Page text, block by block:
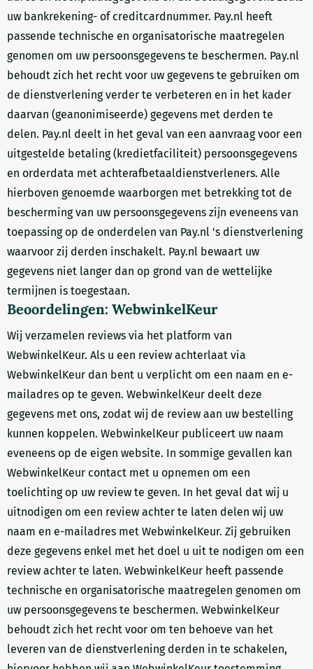
uw bankrekening- of creditcardnummer. Pay.nl heeft
passende technische en organisatorische maatregelen
genomen om uw persoonsgegevens te beschermen. Pay.nl
behoudt zich het recht voor uw gegevens te gebruiken om
de dienstverlening verder te verbeteren en in het kader
daarvan (geanonimiseerde) gegevens met derden te
delen. Pay.nl deelt in het geval van een aanvraag voor een
uitgestelde betaling (kredietfaciliteit) persoonsgegevens
en orderdata met achterafbetaaldienstverleners. Alle
hierboven genoemde waarborgen met betrekking tot de
bescherming van uw persoonsgegevens zijn eveneens van
toepassing op de onderdelen van Pay.nl 's dienstverlening
waarvoor zij derden inschakelt. Pay.nl bewaart uw
gegevens niet langer dan op grond van de wettelijke
termijnen is toegestaan.
Beoordelingen: WebwinkelKeur
Wij verzamelen reviews via het platform van
WebwinkelKeur. Als u een review achterlaat via
WebwinkelKeur dan bent u verplicht om een naam en e-
mailadres op te geven. WebwinkelKeur deelt deze
gegevens met ons, zodat wij de review aan uw bestelling
kunnen koppelen. WebwinkelKeur publiceert uw naam
eveneens op de eigen website. In sommige gevallen kan
WebwinkelKeur contact met u opnemen om een
toelichting op uw review te geven. In het geval dat wij u
uitnodigen om een review achter te laten delen wij uw
naam en e-mailadres met WebwinkelKeur. Zij gebruiken
deze gegevens enkel met het doel u uit te nodigen om een
review achter te laten. WebwinkelKeur heeft passende
technische en organisatorische maatregelen genomen om
uw persoonsgegevens te beschermen. WebwinkelKeur
behoudt zich het recht voor om ten behoeve van het
leveren van de dienstverlening derden in te schakelen,